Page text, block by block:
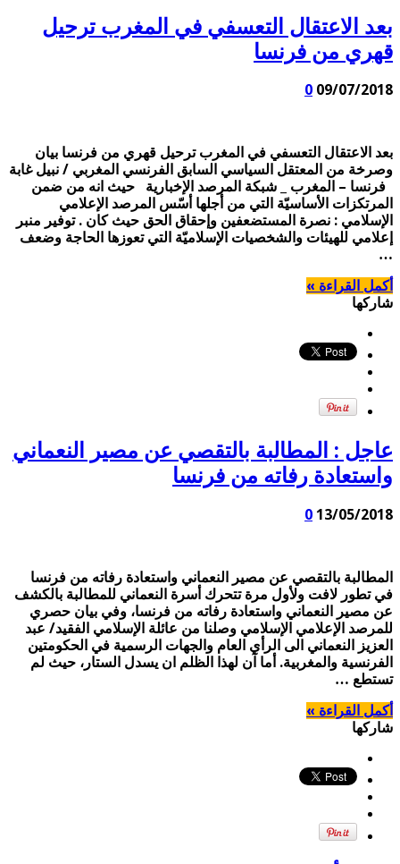
بعد الاعتقال التعسفي في المغرب ترحيل
قهري من فرنسا
09/07/2018
0
بعد الاعتقال التعسفي في المغرب ترحيل قهري من فرنسا بيان
وصرخة من المعتقل السياسي السابق الفرنسي المغربي / نبيل غابة
فرنسا – المغرب _ شبكة المرصد الإخبارية حيث انه من ضمن
المرتكزات الأساسيّة التي من أجلها أسّس المرصد الإعلامي
الإسلامي : نصرة المستضعفين وإحقاق الحق حيث كان . توفير منبر
إعلامي للهيئات والشخصيات الإسلاميّة التي تعوزها الحاجة وضعف
…
أكمل القراءة »
شاركها
عاجل : المطالبة بالتقصي عن مصير النعماني
واستعادة رفاته من فرنسا
13/05/2018
0
المطالبة بالتقصي عن مصير النعماني واستعادة رفاته من فرنسا
في تطور لافت ولأول مرة تتحرك أسرة النعماني للمطالبة بالكشف
عن مصير النعماني واستعادة رفاته من فرنسا، وفي بيان حصري
للمرصد الإعلامي الإسلامي وصلنا من عائلة الإسلامي الفقيد/ عبد
العزيز النعماني الى الرأي العام والجهات الرسمية في الحكومتين
الفرنسية والمغربية. أما آن لهذا الظلم ان يسدل الستار، حيث لم
تستطع …
أكمل القراءة »
شاركها